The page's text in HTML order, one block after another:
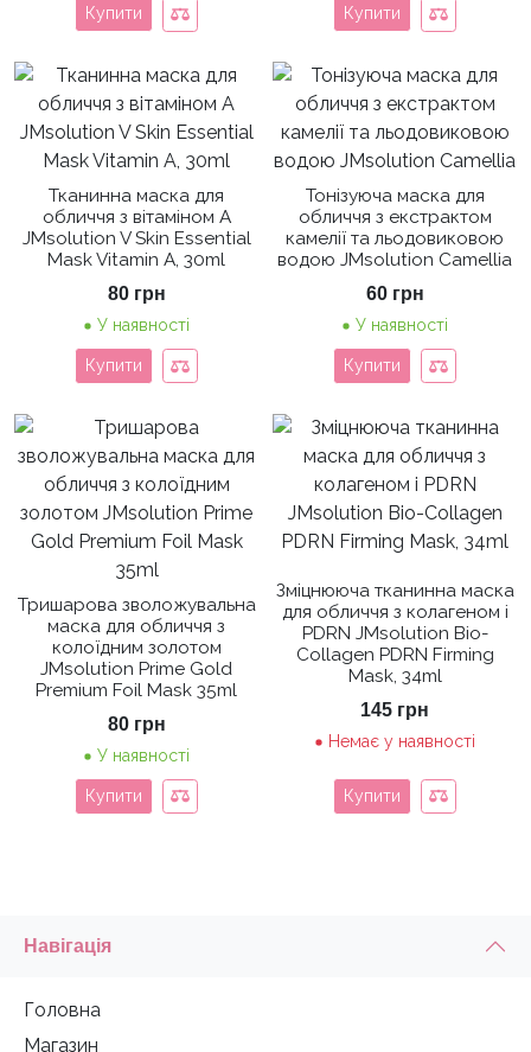
Купити Купити
Тканинна маска для
обличчя з вітаміном А
JMsolution V Skin Essential
Mask Vitamin A, 30ml
80 грн
У наявності
Купити
Тонізуюча маска для
обличчя з екстрактом
камелії та льодовиковою
водою JMsolution Camellia
60 грн
У наявності
Купити
Тришарова зволожувальна
маска для обличчя з
колоїдним золотом
JMsolution Prime Gold
Premium Foil Mask 35ml
80 грн
У наявності
Купити
Зміцнююча тканинна маска
для обличчя з колагеном і
PDRN JMsolution Bio-
Collagen PDRN Firming
Mask, 34ml
145 грн
Немає у наявності
Купити
Навігація
Головна
Магазин